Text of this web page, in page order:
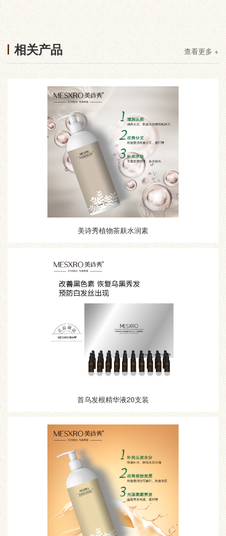
相关产品 查看更多 +
美诗秀植物茶麸水润素
首乌发根精华液20支装